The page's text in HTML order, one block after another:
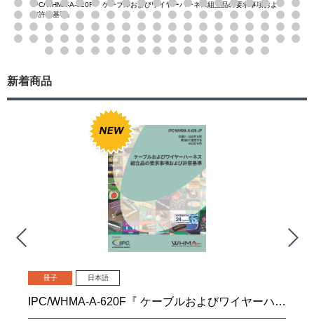
IPC/WHMA-A-620F『 ケーブルおよびワイヤーハーネス組立品の要求事項およ
び許容基準』
新着商品
冊子 日本語
IPC/WHMA-A-620F『 ケーブルおよびワイヤーハーネス組立品の要求事項および許容基準』